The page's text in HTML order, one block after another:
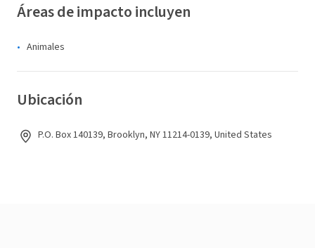
Áreas de impacto incluyen
Animales
Ubicación
P.O. Box 140139, Brooklyn, NY 11214-0139, United States